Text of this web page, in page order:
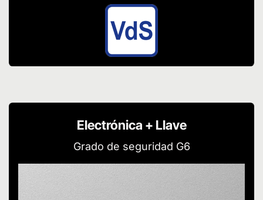
Electrónica + Llave
Grado de seguridad G6